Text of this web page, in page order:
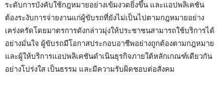
ระดับการบังคับใช้กฎหมายอย่างเข้มงวดยิ่งขึ้น และแอปพลิเคชัน
ต้องระงับการจ่ายงานแก่ผู้ขับรถที่ยังไม่เป็นไปตามกฎหมายอย่าง
เคร่งครัดโดยมาตรการดังกล่าวมุ่งให้ประชาชนสามารถใช้บริการได้
อย่างมั่นใจ ผู้ขับรถมีโอกาสประกอบอาชีพอย่างถูกต้องตามกฎหมาย
และผู้ให้บริการแอปพลิเคชันดำเนินธุรกิจภายใต้หลักเกณฑ์เดียวกัน
อย่างโปร่งใส เป็นธรรม และมีความรับผิดชอบต่อสังคม